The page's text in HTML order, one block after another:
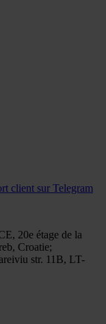
client sur Telegram
20e étage de la
Croatie;
str. 11B, LT-